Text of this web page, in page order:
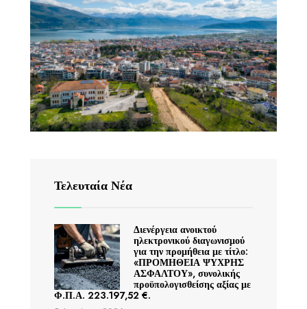
Τελευταία Νέα
Διενέργεια ανοικτού
ηλεκτρονικού διαγωνισμού
για την προμήθεια με τίτλο:
«ΠΡΟΜΗΘΕΙΑ ΨΥΧΡΗΣ
ΑΣΦΑΛΤΟΥ», συνολικής
προϋπολογισθείσης αξίας με
Φ.Π.Α. 223.197,52 €.